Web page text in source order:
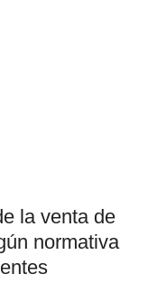
la venta de
normativa